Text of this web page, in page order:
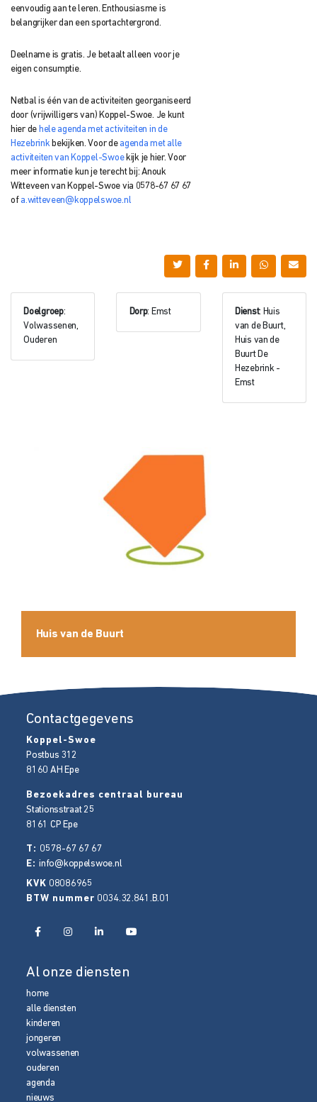
eenvoudig aan te leren. Enthousiasme is
belangrijker dan een sportachtergrond.
Deelname is gratis. Je betaalt alleen voor je
eigen consumptie.
Netbal is één van de activiteiten georganiseerd
door (vrijwilligers van) Koppel-Swoe. Je kunt
hier de hele agenda met activiteiten in de
Hezebrink bekijken. Voor de agenda met alle
activiteiten van Koppel-Swoekijk je hier.Voor
meer informatie kun je terecht bij: Anouk
Witteveenvan Koppel-Swoe via 0578-67 67 67
of a.witteveen@koppelswoe.nl
Doelgroep:
Volwassenen,
Ouderen
Dorp: Emst Dienst: Huis
van de Buurt,
Huis van de
Buurt De
Hezebrink -
Emst
Huis van de Buurt
Contactgegevens
Koppel-Swoe
Postbus 312
8160 AH Epe
Bezoekadres centraal bureau
Stationsstraat 25
8161 CP Epe
T: 0578-67 67 67
E:info@koppelswoe.nl
KVK 08086965
BTW nummer 0034.32.841.B.01
Al onze diensten
home
alle diensten
kinderen
jongeren
volwassenen
ouderen
agenda
nieuws